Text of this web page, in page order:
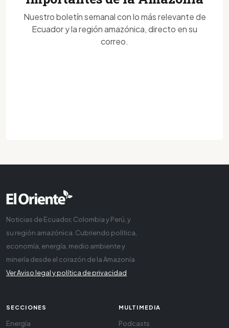
Nuestro boletín semanal con lo más relevante de
Ecuador y la región amazónica, directo en su
correo.
Noticias de Ecuador, Colombia y Perú, y
su región amazónica. Cubriendo política,
economía, energía, medio ambiente y
minería desde el corazón de la Amazonía
Ver Aviso legal y política de privacidad
SECCIONES
Energía
MULTIMEDIA
Podcasts